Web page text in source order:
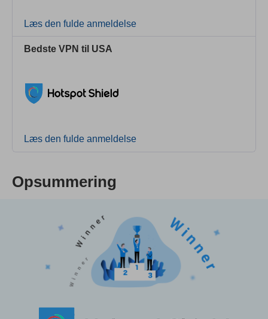
Læs den fulde anmeldelse
Bedste VPN til USA
Læs den fulde anmeldelse
Opsummering